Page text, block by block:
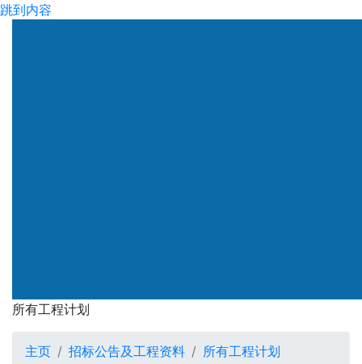
跳到内容
所有工程计划
所有工程计划
主页 招标公告及工程资料 所有工程计划